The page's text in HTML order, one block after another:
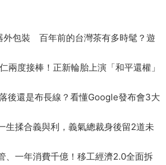
外包裝 百年前的台灣茶有多時髦？遊
兩度接棒！正新輪胎上演「和平還權」
後還是布長線？看懂Google發布會3大
生揉合義與利，義氣總裁身後留2道未
、一年消費千億！移工經濟2.0全面拆